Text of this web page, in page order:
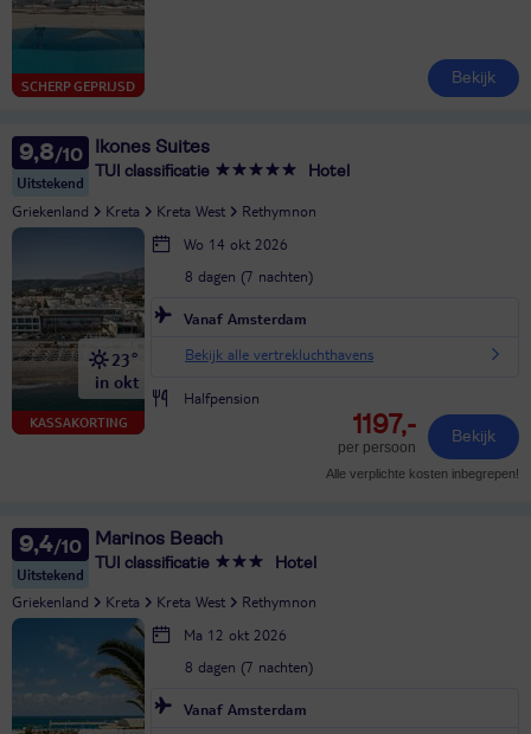
SCHERP GEPRIJSD Bekijk
9,8
Uitstekend
Ikones Suites
TUI classificatie Hotel
Griekenland Kreta Kreta West Rethymnon
KASSAKORTING
23°
in okt
Wo 14 okt 2026
8 dagen (7 nachten)
Vanaf Amsterdam
Bekijk alle vertrekluchthavens
Halfpension
1197,-
per persoon
Bekijk
Alle verplichte kosten inbegrepen!
9,4
Uitstekend
Marinos Beach
TUI classificatie Hotel
Griekenland Kreta Kreta West Rethymnon
Ma 12 okt 2026
8 dagen (7 nachten)
Vanaf Amsterdam